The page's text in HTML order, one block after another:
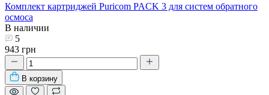
Комплект картриджей Puricom PACK 3 для систем обратного
осмоса
В наличии
5
943 грн
В корзину